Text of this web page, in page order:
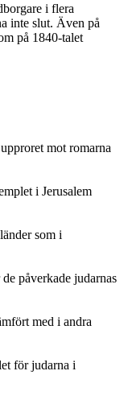
i flera
inte slut. Även på
på 1840-talet
mot romarna
i Jerusalem
som i
påverkade judarnas
med i andra
för judarna i